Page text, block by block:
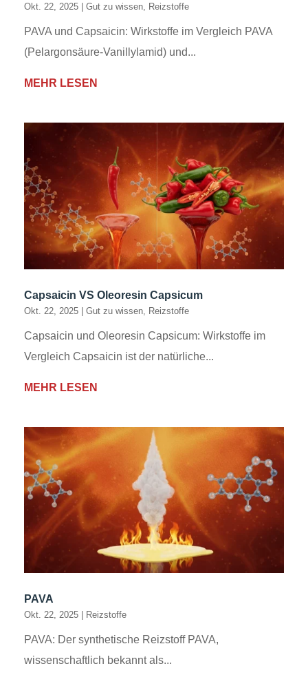
Okt. 22, 2025 Gut zu wissen Reizstoffe
PAVA und Capsaicin: Wirkstoffe im Vergleich PAVA
(Pelargonsäure-Vanillylamid) und...
MEHR LESEN
Capsaicin VS Oleoresin Capsicum
Okt. 22, 2025 | Gut zu wissen Reizstoffe
Capsaicin und Oleoresin Capsicum: Wirkstoffe im
Vergleich Capsaicin ist der natürliche...
MEHR LESEN
PAVA
Okt. 22, 2025 Reizstoffe
PAVA: Der synthetische Reizstoff PAVA,
wissenschaftlich bekannt als...